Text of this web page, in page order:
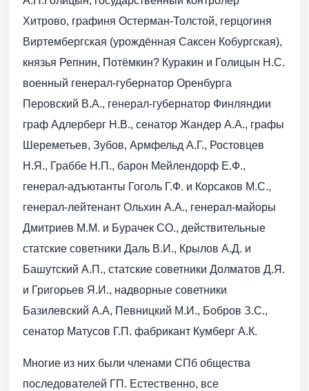
Хитрово, графиня Остерман-Толстой, герцогиня
Виртембергская (урождённая Саксен Кобургская),
князья Репнин, Потёмкин? Куракин и Голицын Н.С.
военный генерал-губернатор Оренбурга
Перовский В.А., генерал-губернатор Финляндии
граф Адлерберг Н.В., сенатор Жандер А.А., графы
Шереметьев, Зубов, Армфельд А.Г., Ростовцев
Н.Я., Граббе Н.П., барон Мейлендорф Е.Ф.,
генерал-адъютанты Гоголь Г.Ф. и Корсаков М.С.,
генерал-лейтенант Ольхин А.А., генерал-майоры
Дмитриев М.М. и Бурачек CO., действительные
статские советники Даль В.И., Крылов А.Д. и
Башутский А.П., статские советники Долматов Д.Я.
и Григорьев Я.И., надворные советники
Базилевский А.А, Певницкий М.И., Бобров З.С.,
сенатор Матусов Г.П. фабрикант Кумберг А.К.
Многие из них были членами СПб общества
последователей ГП. Естественно, все